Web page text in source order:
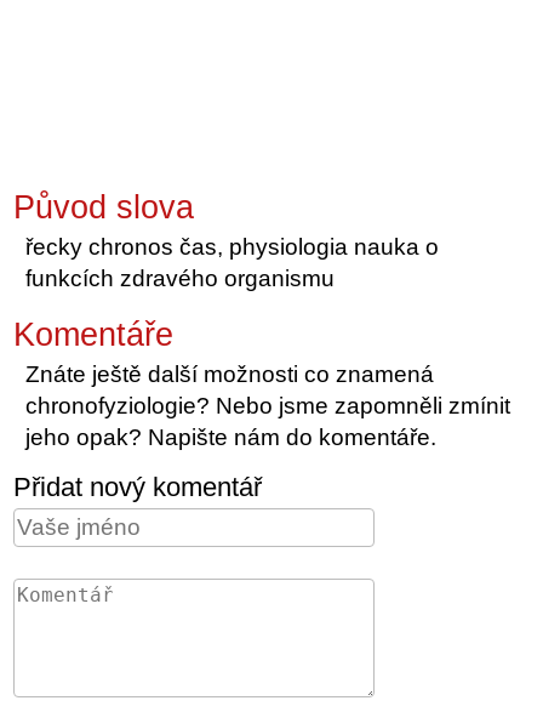
Původ slova
řecky chronos čas, physiologia nauka o
funkcích zdravého organismu
Komentáře
Znáte ještě další možnosti co znamená
chronofyziologie? Nebo jsme zapomněli zmínit
jeho opak? Napište nám do komentáře.
Přidat nový komentář